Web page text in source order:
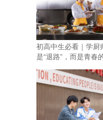
初高中生必看｜学厨
是“退路”，而是青春